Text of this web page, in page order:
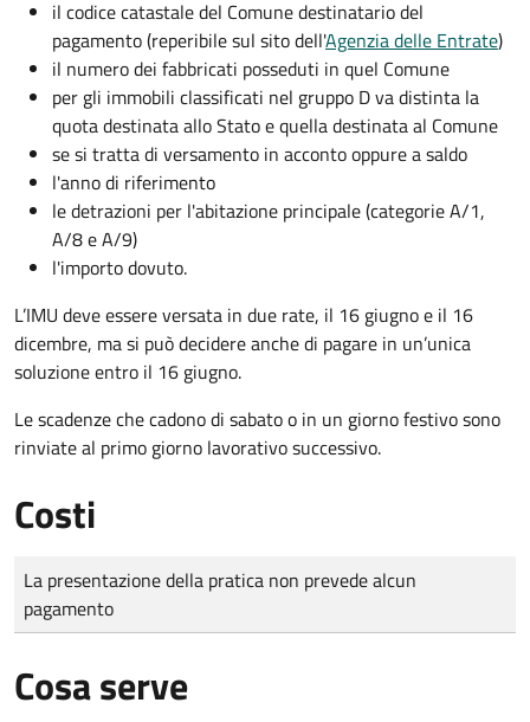
il codice catastale del Comunedestinatario del
pagamento (reperibile sul sito dell'Agenzia delle Entrate)
il numero dei fabbricati posseduti in quel Comune
per gli immobili classificati nel gruppo D va distinta la
quota destinata allo Stato e quella destinata al Comune
se si tratta di versamento in acconto oppure a saldo
l'anno di riferimento
le detrazioni per l'abitazione principale (categorie A/1,
A/8 e A/9)
l'importo dovuto.
L’IMU deve essere versata in due rate, il 16 giugno e il 16
dicembre, ma si può decidere anche di pagare in un’unica
soluzione entro il 16 giugno.
Le scadenze che cadono di sabato o in un giorno festivo sono
rinviate al primo giorno lavorativo successivo.
Costi
Tipo di pagamento
Importo
La presentazione della pratica non prevede alcun
pagamento
Cosa serve